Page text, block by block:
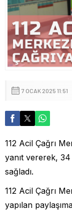
7 OCAK 2025 11:51
112 Acil Çağrı
yanıt vererek,
sağladı.
112 Acil Çağrı
yapılan